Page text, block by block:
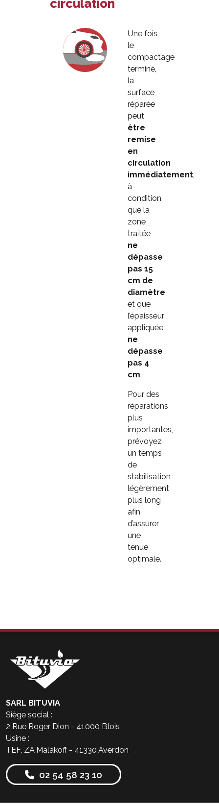
circulation
Une fois
le
compactage
terminé,
la
surface
réparée
peut
être
remise
en
circulation
immédiatement,
à
condition
que la
zone
traitée
ne
dépasse
pas 15
cm de
diamètre
et que
l’épaisseur
appliquée
ne
dépasse
pas 4
cm.
Pour des
réparations
plus
importantes,
prévoyez
un temps
de
stabilisation
légèrement
plus long
afin
d’assurer
une
tenue
optimale.
SARL BITUVIA
Siège social :
2 Rue Roger Dion - 41000 Blois
Usine :
TEF, ZA Malakoff - 41330 Averdon
02 54 58 23 10